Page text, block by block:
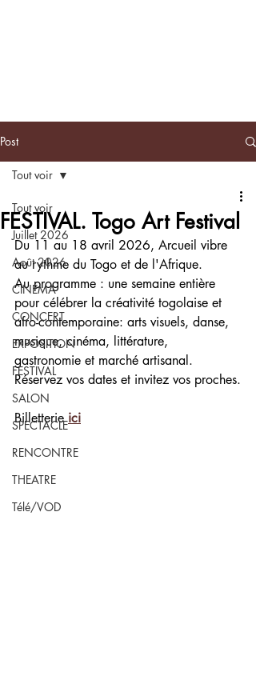
Post
Tout voir
Juillet 2026
Août 2026
CINEMA
CONCERT
EXPOSITION
FESTIVAL
SALON
SPECTACLE
RENCONTRE
THEATRE
Télé/VOD
Tout voir
FESTIVAL. Togo Art Festival
Du 11 au 18 avril 2026, Arcueil vibre
au rythme du Togo et de l'Afrique.
Au programme : une semaine entière
pour célébrer la créativité togolaise et
afro-contemporaine: arts visuels, danse,
musique, cinéma, littérature,
gastronomie et marché artisanal.
Réservez vos dates et invitez vos proches.
Billetterie ici